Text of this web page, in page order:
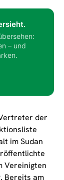
– und
der
im Sudan
Vereinigten
Bereits am